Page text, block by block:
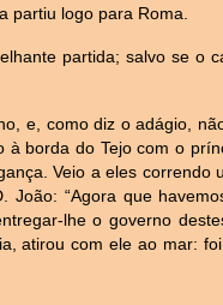
partiu logo para Roma.
partida; salvo se o
e, como diz o adágio,
à borda do Tejo com o
Veio a eles correndo
João: “Agora que
lhe o governo
atirou com ele ao mar: